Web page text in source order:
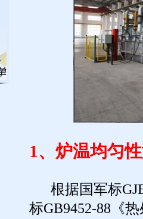
1、炉温均匀
根据国军标
标GB9452-88《